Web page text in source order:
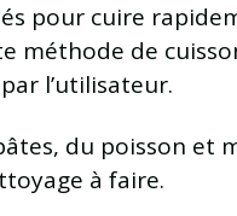
pour cuire
méthode de
l’utilisateur.
du poisson et
à faire.